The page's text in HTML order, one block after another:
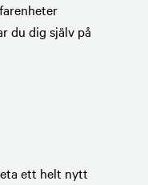
du dig själv på
ett helt nytt